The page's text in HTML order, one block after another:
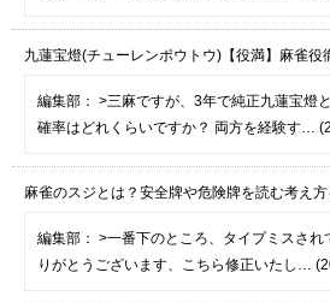
九蓮宝燈(チューレンポウトウ)【役満】麻雀役
編集部： >三麻ですが、3年で純正九蓮宝燈
確率はどれくらいですか？ 両方を経験す…
麻雀のスジとは？安全牌や危険牌を読む考え方
編集部： >一番下のところ、タイプミスされ
りがとうございます、こちら修正いたし…